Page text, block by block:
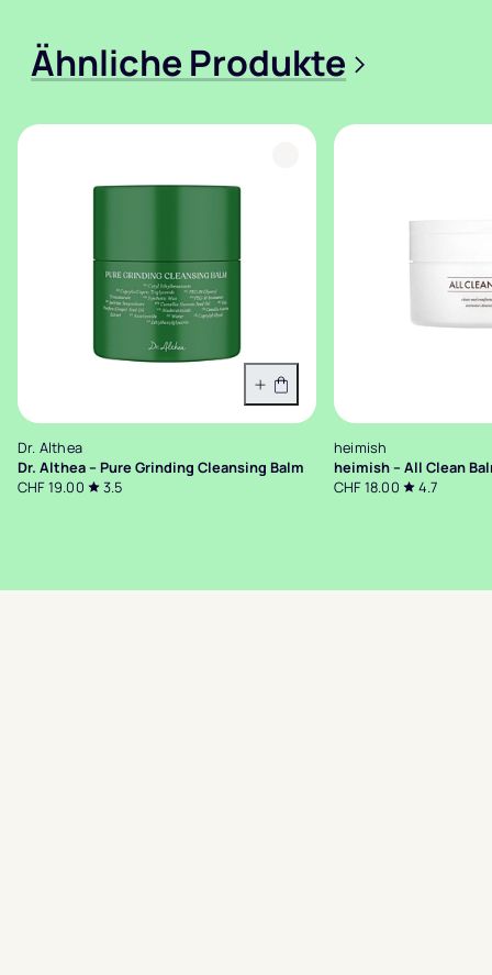
Ähnliche Produkte >
In den Warenkorb
Dr. Althea
Dr. Althea – Pure Grinding Cleansing Balm
CHF 19.00
3.5
heimish
heimish – All Clean
CHF 18.00
4.7